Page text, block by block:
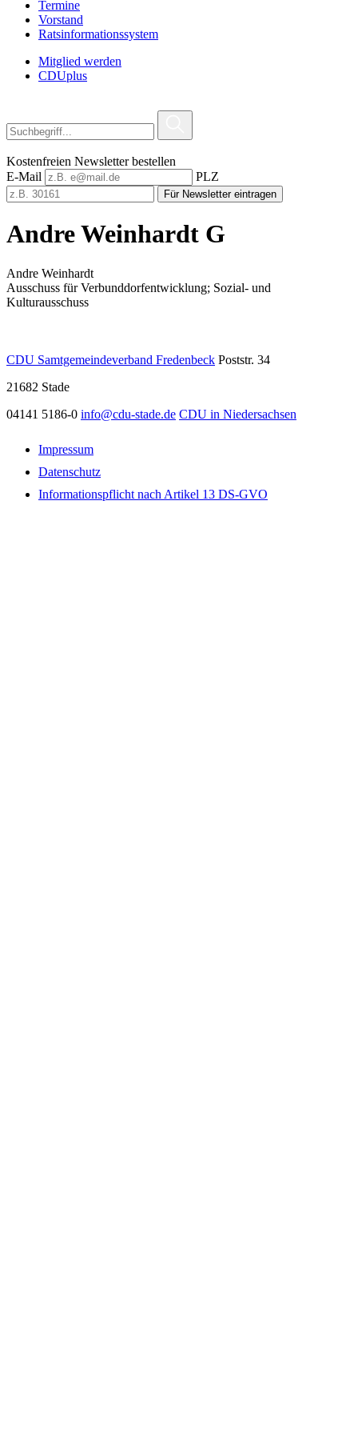
Termine
Vorstand
Ratsinformationssystem
Mitglied werden
CDUplus
Kostenfreien Newsletter bestellen
E-Mail
PLZ
Für Newsletter eintragen
Andre Weinhardt G
Andre Weinhardt
Ausschuss für Verbunddorfentwicklung; Sozial- und
Kulturausschuss
CDU Samtgemeindeverband Fredenbeck Poststr. 34
21682 Stade
04141 5186-0 info@cdu-stade.de CDU in Niedersachsen
Impressum
Datenschutz
Informationspflicht nach Artikel 13 DS-GVO